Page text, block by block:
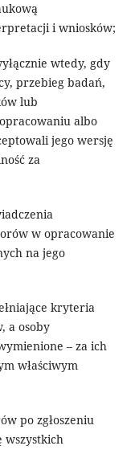
i wniosków;
wtedy, gdy
przebieg badań,
lub
albo
jego wersję
za
w opracowanie
na jego
kryteria
a osoby
– za ich
właściwym
po zgłoszeniu
wszystkich